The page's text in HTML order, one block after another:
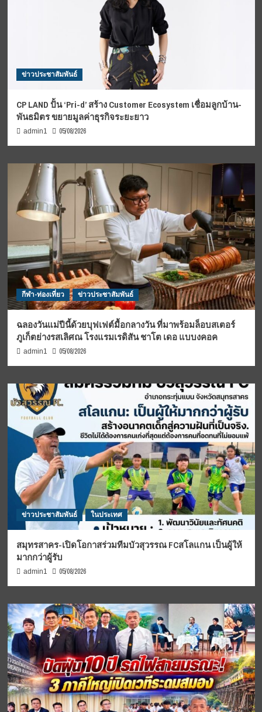
ข่าวประชาสัมพันธ์
CP LAND ปั้น ‘Pri-d’ สร้าง Customer Ecosystem เชื่อมลูกบ้าน-
พันธมิตร ขยายมูลค่าธุรกิจระยะยาว
admin1 05/08/2026
กีฬา-ท่องเที่ยว ข่าวประชาสัมพันธ์
ฉลองวันแม่ปีนี้ด้วยบุฟเฟต์มื้อกลางวัน ที่มาพร้อมล็อบสเตอร์
ภูเก็ตย่างรสเลิศณ โรงแรมเรดิสัน ชาโต เดอ แบบงคอค
admin1 05/08/2026
ข่าวประชาสัมพันธ์ ในประเทศ
สมุทรสาคร-เปิดโอกาสร่วมทีมบัวสุวรรณ FCสโลแกน เป็นผู้ให้
มากกว่าผู้รับ
admin1 05/08/2026